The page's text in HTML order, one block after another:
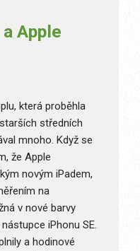
Apple
která proběhla
středních
mnoho. Když se
že Apple
novým iPadem,
na
v nové barvy
iPhonu SE.
a hodinové